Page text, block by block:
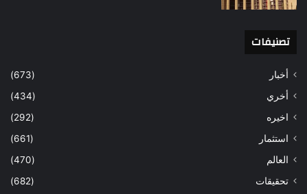
تصنيفات
أخبار
(673)
أخري
(434)
اخيره
(292)
استثمار
(661)
العالم
(470)
تحقيقات
(682)